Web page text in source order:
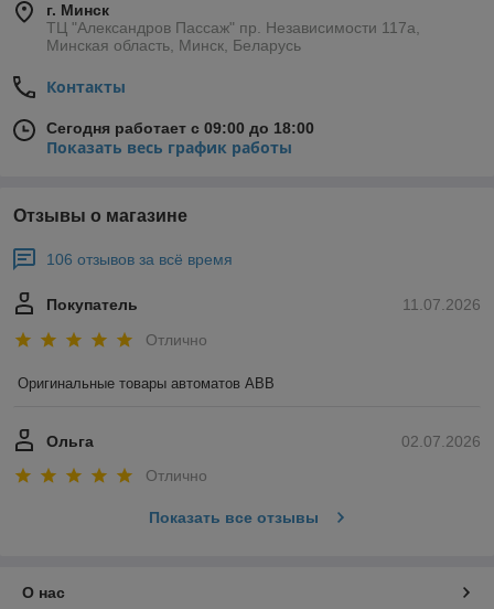
г. Минск
ТЦ "Александров Пассаж" пр. Независимости 117а,
Минская область, Минск, Беларусь
Контакты
Сегодня работает с 09:00 до 18:00
Показать весь график работы
Отзывы о магазине
106 отзывов за всё время
11.07.2026
Покупатель
Отлично
Оригинальные товары автоматов ABB
02.07.2026
Ольга
Отлично
Показать все отзывы
О нас